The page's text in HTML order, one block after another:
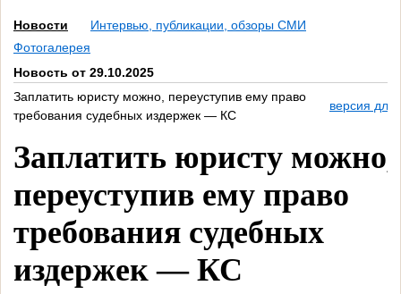
Новости
Интервью, публикации, обзоры СМИ
Фотогалерея
Новость от 29.10.2025
Заплатить юристу можно, переуступив ему право
требования судебных издержек — КС
версия для
Заплатить юристу можно,
переуступив ему право
требования судебных
издержек — КС